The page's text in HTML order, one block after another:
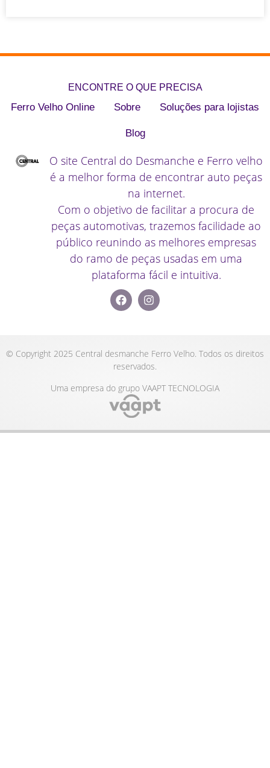
ENCONTRE O QUE PRECISA​
Ferro Velho Online Sobre Soluções para lojistas
Blog
O site Central do Desmanche e Ferro velho
é a melhor forma de encontrar auto peças
na internet.
Com o objetivo de facilitar a procura de
peças automotivas, trazemos facilidade ao
público reunindo as melhores empresas
do ramo de peças usadas em uma
plataforma fácil e intuitiva.
© Copyright 2025 Central desmanche Ferro Velho. Todos os direitos
reservados.
Uma empresa do grupo VAAPT TECNOLOGIA